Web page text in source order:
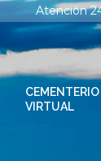
Atención
CEMENTERIO
VIRTUAL
0